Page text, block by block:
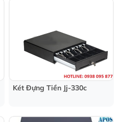
MÀN HÌNH CẢM ỨNG
BỘ ĐÀM
Máy Bộ Đàm Motorola
Máy Bộ Đàm Kenwood
Máy Bộ Đàm ICOM
Két Đựng Tiền Jj-330c